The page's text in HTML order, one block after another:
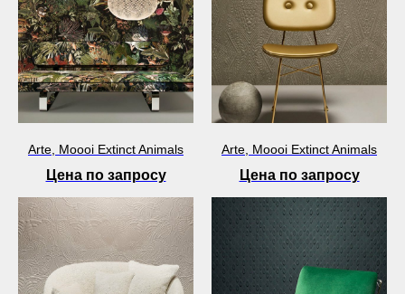
Arte, Moooi Extinct Animals
Цена по запросу
Arte, Moooi Extinct Animals
Цена по запросу